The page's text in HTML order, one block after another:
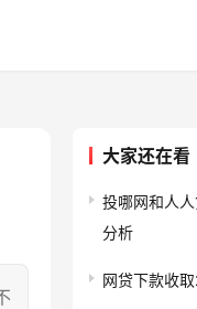
大家还在看
投哪网和人
分析
网贷下款收